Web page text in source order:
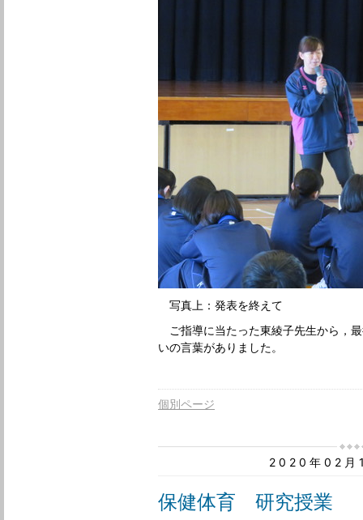
写真上：発表を終えて
ご指導に当たった東綾子先生から，
いの言葉がありました。
個別ページ
2020年02月
保健体育 研究授業